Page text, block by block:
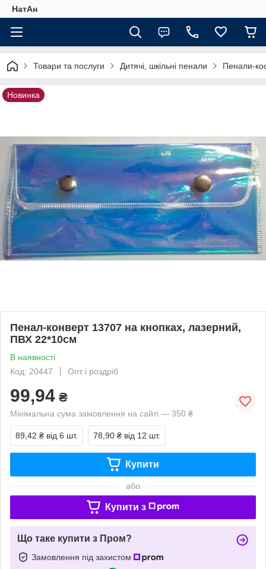
НатАн
Товари та послуги Дитячі, шкільні пенали Пенали-
Новинка
Пенал-конверт 13707 на кнопках, лазерний,
ПВХ 22*10см
В наявності
Код: 20447
Опт і роздріб
99,94 ₴
Мінімальна сума замовлення на сайті — 350 ₴
89,42 ₴ від 6 шт. 78,90 ₴ від 12 шт.
Купити
або
Купити з
Що таке купити з Пром?
Замовлення під захистом